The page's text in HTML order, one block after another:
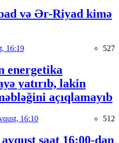
və Ər-Riyad kimə
16:19 527
energetika
yatırıb, lakin
açıqlamayıb
16:10 512
saat 16:00-dan